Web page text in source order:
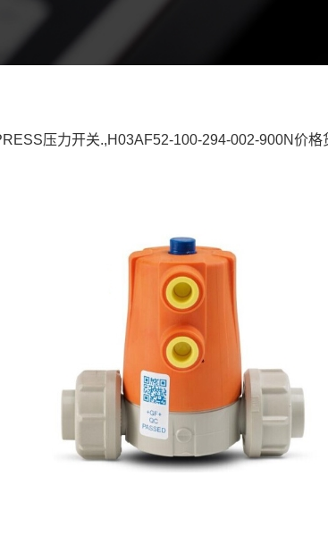
压力开关.,H03AF52-100-294-002-900N价